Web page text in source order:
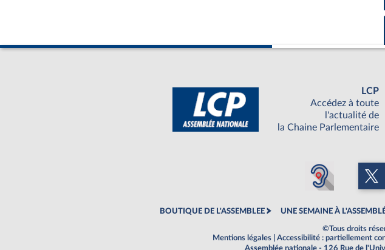
LCP
Accédez à toute
l'actualité de
la Chaine Parlementaire
BOUTIQUE DE L'ASSEMBLEE UNE SEMAINE À
©Tous droits
Mentions légales
Accessibilité : partiellement
Assemblée nationale - 126 Rue de